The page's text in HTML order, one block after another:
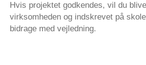
Hvis projektet godkendes, vil du
virksomheden og indskrevet på
bidrage med vejledning.